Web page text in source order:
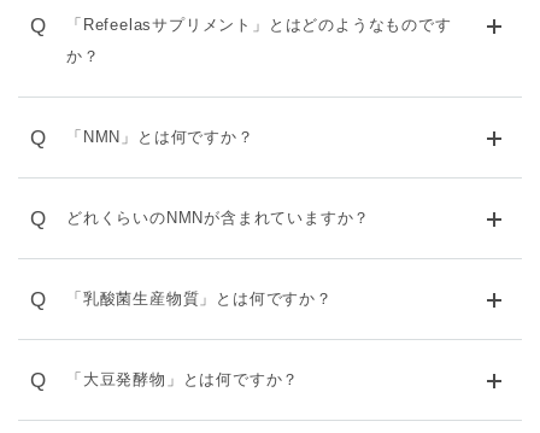
Q
「Refeelasサプリメント」とはどのようなものです
か？
Q 「NMN」とは何ですか？
Q どれくらいのNMNが含まれていますか？
Q 「乳酸菌生産物質」とは何ですか？
Q 「大豆発酵物」とは何ですか？